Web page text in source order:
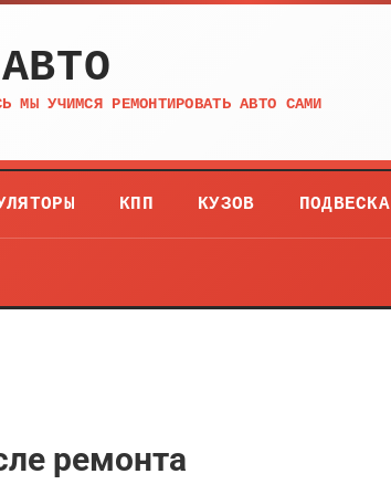
МЫ УЧИМСЯ РЕМОНТИРОВАТЬ АВТО САМИ
КПП КУЗОВ ПОДВЕСКА
ремонта